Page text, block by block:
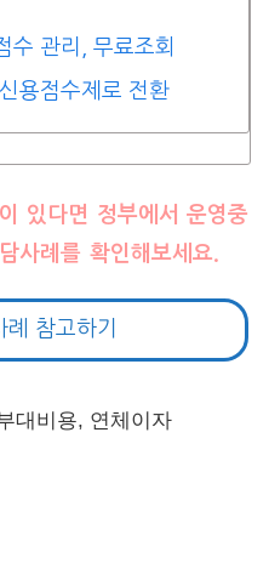
수 관리, 무료조회
용점수제로 전환
있다면 정부에서 운영중
사례를 확인해보세요.
참고하기
대비용, 연체이자